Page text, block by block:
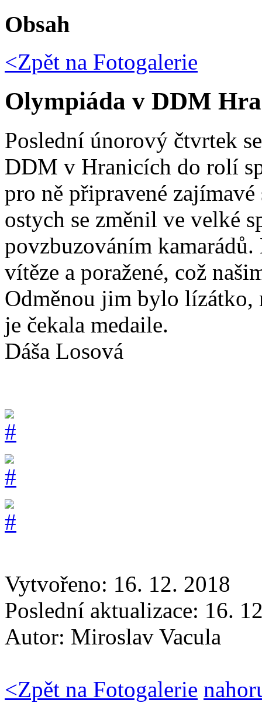
Obsah
<Zpět na Fotogalerie
Olympiáda v DDM
Poslední únorový čtvrtek
DDM v Hranicích do rolí
pro ně připravené
ostych se změnil ve velké
povzbuzováním kamarádů.
vítěze a poražené, což
Odměnou jim bylo lízátko,
je čekala medaile.
Dáša Losová
Vytvořeno: 16. 12. 2018
Poslední aktualizace: 16.
Autor: Miroslav Vacula
<Zpět na Fotogalerie